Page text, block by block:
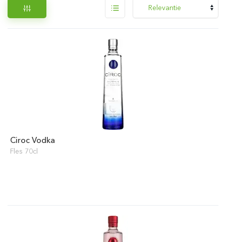
Ciroc Vodka
Fles 70cl